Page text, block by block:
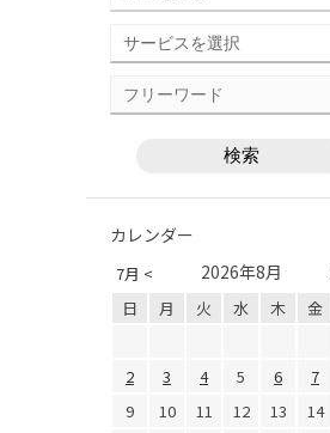
カレンダー
7月 < 2026年8月
日 月 火 水 木 金
2
3 4 5 6 7
9
10 11 12 13 14